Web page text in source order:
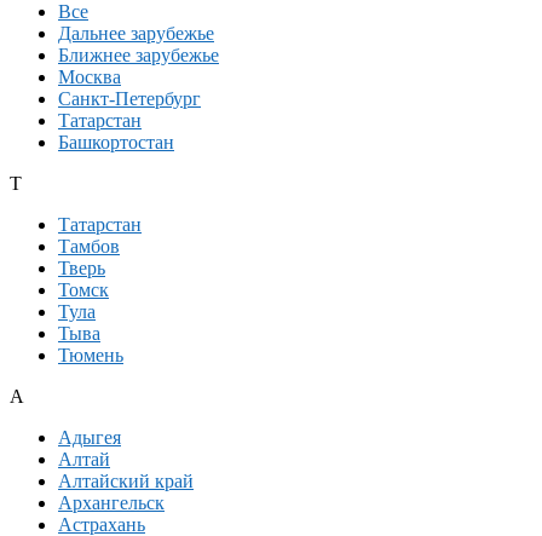
Все
Дальнее зарубежье
Ближнее зарубежье
Москва
Санкт-Петербург
Татарстан
Башкортостан
Т
Татарстан
Тамбов
Тверь
Томск
Тула
Тыва
Тюмень
А
Адыгея
Алтай
Алтайский край
Архангельск
Астрахань